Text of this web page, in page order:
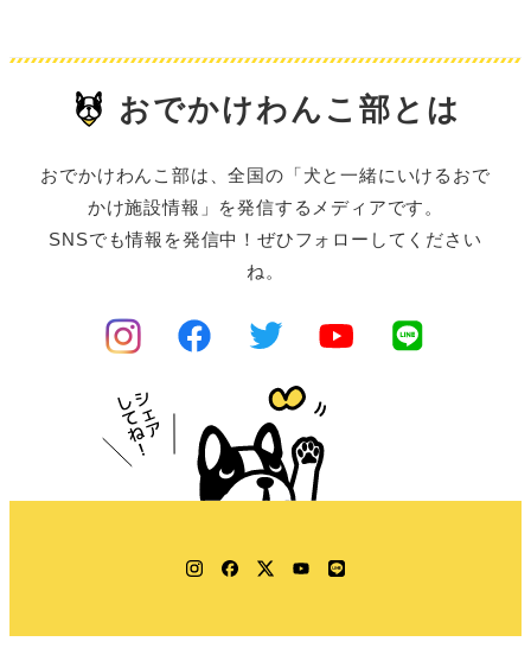
おでかけわんこ部とは
おでかけわんこ部は、全国の「犬と一緒にいけるおで
かけ施設情報」を発信するメディアです。
SNSでも情報を発信中！ぜひフォローしてください
ね。
Instagram
Facebook
TwitterYouTube
LINE